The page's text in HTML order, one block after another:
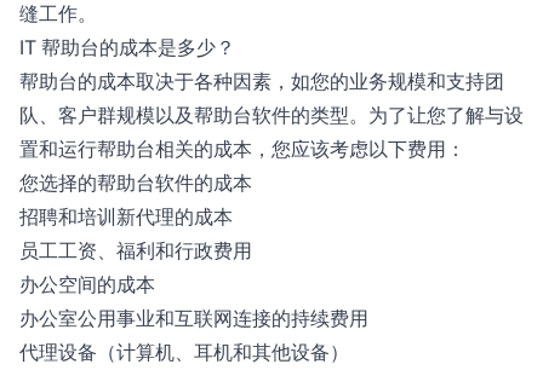
缝工作。
IT 帮助台的成本是多少？
帮助台的成本取决于各种因素，如您的业务规模和支持团
队、客户群规模以及帮助台软件的类型。为了让您了解与设
置和运行帮助台相关的成本，您应该考虑以下费用：
您选择的帮助台软件的成本
招聘和培训新代理的成本
员工工资、福利和行政费用
办公空间的成本
办公室公用事业和互联网连接的持续费用
代理设备（计算机、耳机和其他设备）